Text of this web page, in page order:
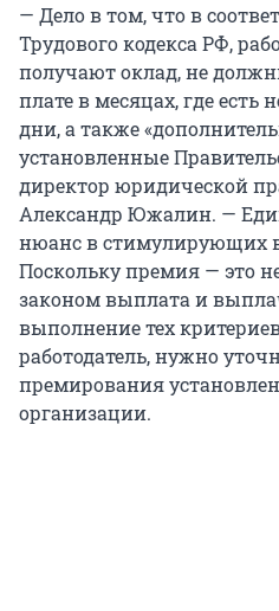
— Дело в том, что в
Трудового кодекса РФ,
получают оклад, не
плате в месяцах, где
дни, а также
установленные
директор юридической
Александр Южалин. —
нюанс в стимулирующих
Поскольку премия — это
законом выплата и
выполнение тех
работодатель, нужно
премирования
организации.